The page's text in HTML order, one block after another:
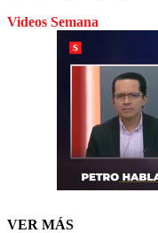
Videos Semana
VER MÁS